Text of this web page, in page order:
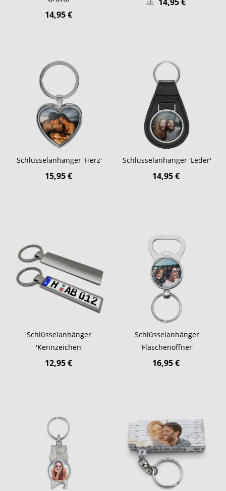
14,95 €
ab
Schlüsselanhänger 'Herz'
15,95 €
Schlüsselanhänger 'Leder'
14,95 €
Schlüsselanhänger
'Kennzeichen'
12,95 €
Schlüsselanhänger
'Flaschenöffner'
16,95 €